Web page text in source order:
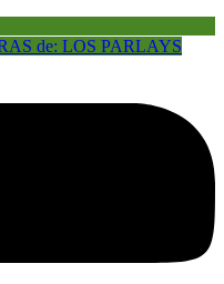
de: LOS PARLAYS